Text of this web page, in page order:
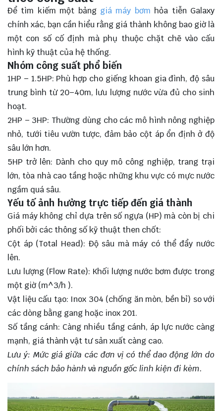
Để tìm kiếm một bảng giá máy bơm hỏa tiễn Galaxy
chính xác, bạn cần hiểu rằng giá thành không bao giờ là
một con số cố định mà phụ thuộc chặt chẽ vào cấu
hình kỹ thuật của hệ thống.
Nhóm công suất phổ biến
1HP – 1.5HP: Phù hợp cho giếng khoan gia đình, độ sâu
trung bình từ 20–40m, lưu lượng nước vừa đủ cho sinh
hoạt.
2HP – 3HP: Thường dùng cho các mô hình nông nghiệp
nhỏ, tưới tiêu vườn tược, đảm bảo cột áp ổn định ở độ
sâu lớn hơn.
5HP trở lên: Dành cho quy mô công nghiệp, trang trại
lớn, tòa nhà cao tầng hoặc những khu vực có mực nước
ngầm quá sâu.
Yếu tố ảnh hưởng trực tiếp đến giá thành
Giá máy không chỉ dựa trên số ngựa (HP) mà còn bị chi
phối bởi các thông số kỹ thuật then chốt:
Cột áp (Total Head): Độ sâu mà máy có thể đẩy nước
lên.
Lưu lượng (Flow Rate): Khối lượng nước bơm được trong
một giờ (m^3/h ).
Vật liệu cấu tạo: Inox 304 (chống ăn mòn, bền bỉ) so với
các dòng bằng gang hoặc inox 201.
Số tầng cánh: Càng nhiều tầng cánh, áp lực nước càng
mạnh, giá thành vật tư sản xuất càng cao.
Lưu ý: Mức giá giữa các đơn vị có thể dao động lớn do
chính sách bảo hành và nguồn gốc linh kiện đi kèm.